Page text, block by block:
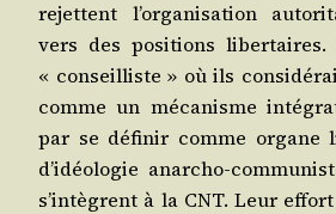
rejettent l’or­ga­ni­sa­tion
vers des posi­tions liber­taires.
« conseilliste » où ils
comme un méca­nisme
par se défi­nir comme organe
d’i­déo­lo­gie anar­cho-
s’in­tègrent à la CNT. Leur